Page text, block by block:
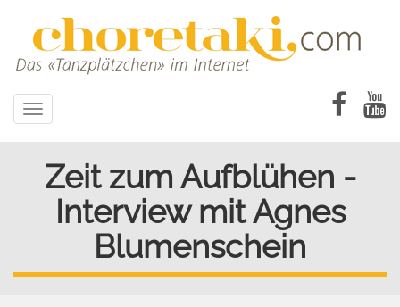
Toggle
navigation
Zeit zum Aufblühen -
Interview mit Agnes
Blumenschein